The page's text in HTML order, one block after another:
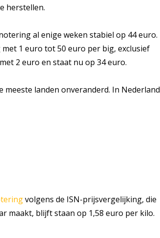
herstellen.
al enige weken stabiel op 44 euro.
1 euro tot 50 euro per big, exclusief
2 euro en staat nu op 34 euro.
landen onveranderd. In Nederland
volgens de ISN-prijsvergelijking, die
maakt, blijft staan op 1,58 euro per kilo.